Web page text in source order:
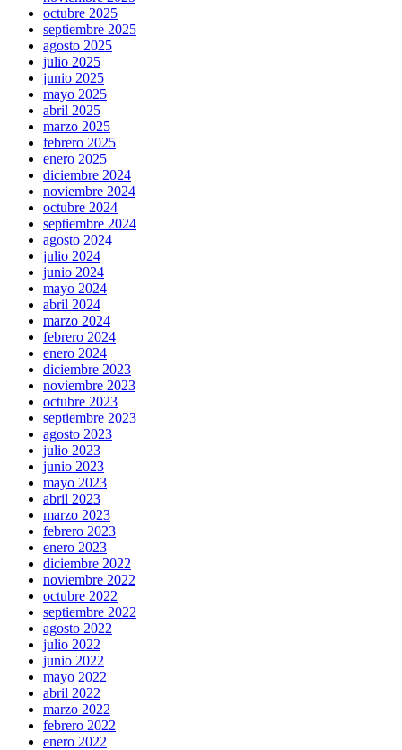
octubre 2025
septiembre 2025
agosto 2025
julio 2025
junio 2025
mayo 2025
abril 2025
marzo 2025
febrero 2025
enero 2025
diciembre 2024
noviembre 2024
octubre 2024
septiembre 2024
agosto 2024
julio 2024
junio 2024
mayo 2024
abril 2024
marzo 2024
febrero 2024
enero 2024
diciembre 2023
noviembre 2023
octubre 2023
septiembre 2023
agosto 2023
julio 2023
junio 2023
mayo 2023
abril 2023
marzo 2023
febrero 2023
enero 2023
diciembre 2022
noviembre 2022
octubre 2022
septiembre 2022
agosto 2022
julio 2022
junio 2022
mayo 2022
abril 2022
marzo 2022
febrero 2022
enero 2022